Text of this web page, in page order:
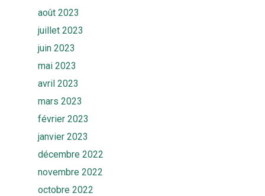
août 2023
juillet 2023
juin 2023
mai 2023
avril 2023
mars 2023
février 2023
janvier 2023
décembre 2022
novembre 2022
octobre 2022